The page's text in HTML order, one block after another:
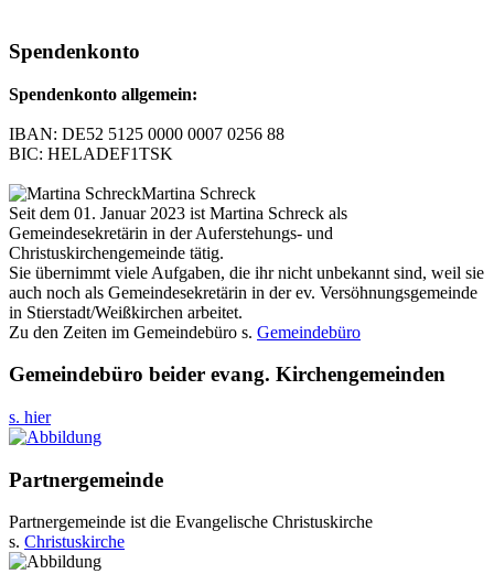
Spendenkonto
Spendenkonto allgemein:
IBAN: DE52 5125 0000 0007 0256 88
BIC: HELADEF1TSK
Martina Schreck
Seit dem 01. Januar 2023 ist Martina Schreck als
Gemeindesekretärin in der Auferstehungs- und
Christuskirchengemeinde tätig.
Sie übernimmt viele Aufgaben, die ihr nicht unbekannt sind, weil sie
auch noch als Gemeindesekretärin in der ev. Versöhnungsgemeinde
in Stierstadt/Weißkirchen arbeitet.
Zu den Zeiten im Gemeindebüro s. Gemeindebüro
Gemeindebüro beider evang. Kirchengemeinden
s. hier
Partnergemeinde
Partnergemeinde ist die Evangelische Christuskirche
s. Christuskirche